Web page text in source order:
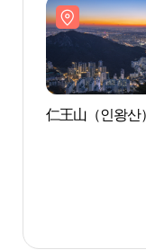
仁王山（인왕산）